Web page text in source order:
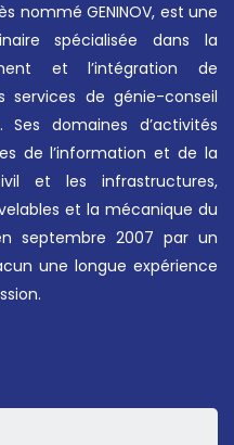
nommé GENINOV, est une
spécialisée dans la
et l’intégration de
services de génie-conseil
domaines d’activités
de l’information et de la
et les infrastructures,
et la mécanique du
septembre 2007 par un
une longue expérience